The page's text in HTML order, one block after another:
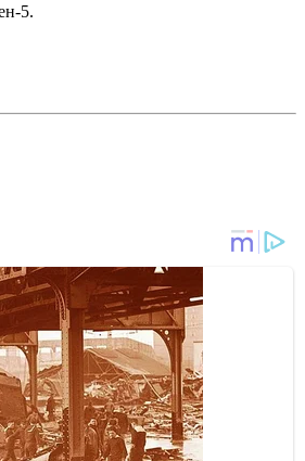
5.